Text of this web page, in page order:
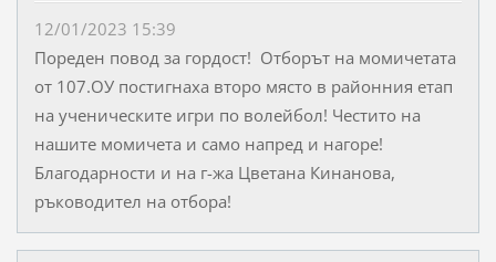
12/01/2023 15:39
Пореден повод за гордост! Отборът на момичетата
от 107.ОУ постигнаха второ място в районния етап
на ученическите игри по волейбол! Честито на
нашите момичета и само напред и нагоре!
Благодарности и на г-жа Цветана Кинанова,
ръководител на отбора!